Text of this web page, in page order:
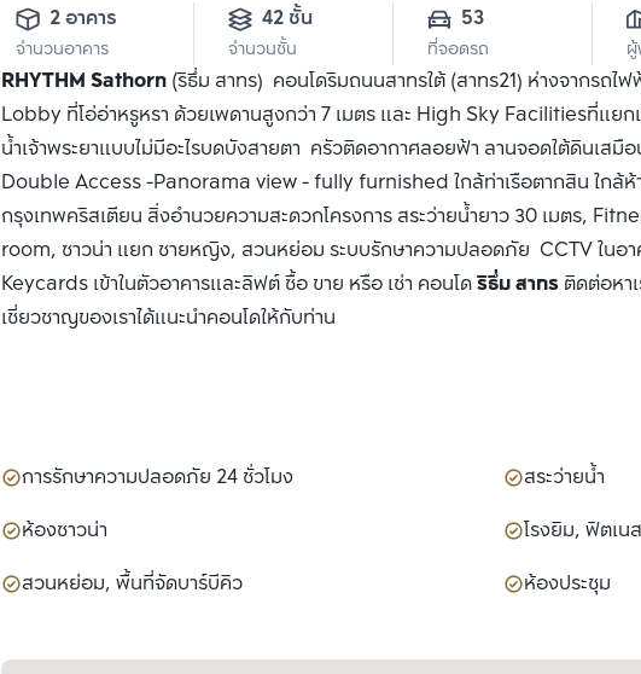
2 อาคาร
จำนวนอาคาร
42 ชั้น
จำนวนชั้น
53
ที่จอดรถ
RHYTHM Sathorn(ริธึ่ม สาทร) คอนโดริมถนนสาทรใต้ (สาทร21) ห่างจากรถ
Lobby ที่โอ่อ่าหรูหรา ด้วยเพดานสูงกว่า 7 เมตร และ High Sky Facilitiesที่แ
น้ำเจ้าพระยาแบบไม่มีอะไรบดบังสายตา ครัวติดอากาศลอยฟ้า ลานจอดใต้ดินเส
Double Access -Panorama view - fully furnished ใกล้ท่าเรือตากสิน ใกล้ห้า
กรุงเทพคริสเตียน สิ่งอำนวยความสะดวกโครงการ สระว่ายน้ำยาว 30 เมตร,
room, ซาวน่า แยก ชายหญิง, สวนหย่อม ระบบรักษาความปลอดภัย CCTV ในอา
Keycards เข้าในตัวอาคารและลิฟต์ ซื้อ ขาย หรือ เช่า คอนโดริธึ่ม สาทรติดต่อหา
เชี่ยวชาญของเราได้แนะนำคอนโดให้กับท่าน
การรักษาความปลอดภัย 24 ชั่วโมง
สระว่ายน้ำ
ห้องซาวน่า
โรงยิม, ฟิตเนส
สวนหย่อม, พื้นที่จัดบาร์บีคิว
ห้องประชุม